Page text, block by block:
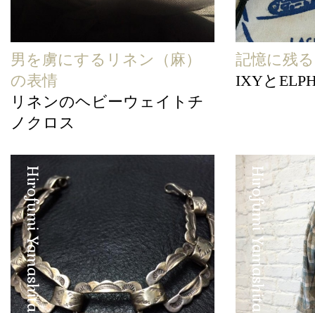
男を虜にするリネン（麻）
の表情
リネンのヘビーウェイトチ
ノクロス
記憶に残
IXYと
Hirofumi Yamashita Hirofumi Yamashita